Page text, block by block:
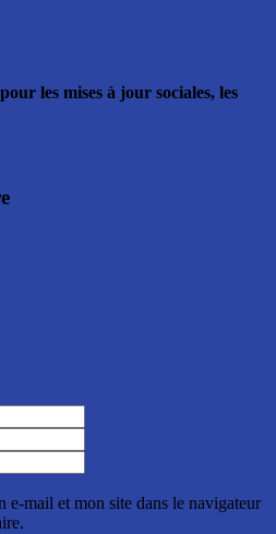
les mises à jour sociales, les
e-mail et mon site dans le navigateur